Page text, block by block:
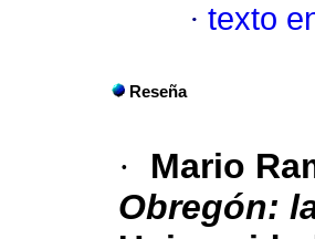
· texto
Reseña
·
Mario
Obregón: